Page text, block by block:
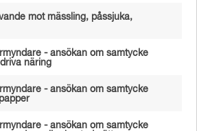
mot mässling, påssjuka,
- ansökan om samtycke
näring
- ansökan om samtycke
- ansökan om samtycke